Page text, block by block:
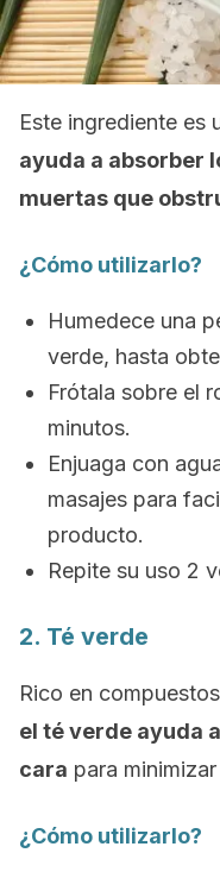
Este ingrediente es
ayuda a absorber
muertas que
¿Cómo utilizarlo?
Humedece una
verde, hasta
Frótala sobre el
minutos.
Enjuaga con
masajes para
producto.
Repite su uso 2
2. Té verde
Rico en
el té verde ayuda
cara para
¿Cómo utilizarlo?